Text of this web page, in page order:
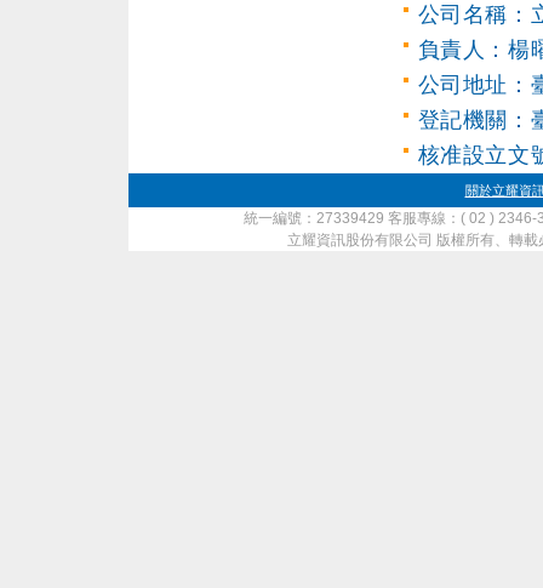
公司名稱：
負責人：楊
公司地址：
登記機關：
核准設立文
關於立耀資
統一編號：27339429 客服專線：( 02 )
立耀資訊股份有限公司 版權所有、轉